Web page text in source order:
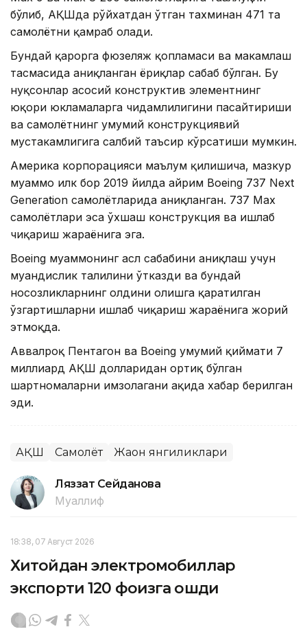
бўлиб, АҚШда рўйхатдан ўтган тахминан 471 та
самолётни қамраб олади.
Бундай қарорга фюзеляж қопламаси ва маҳкамлаш
тасмасида аниқланган ёриқлар сабаб бўлган. Бу
нуқсонлар асосий конструктив элементнинг
юқори юкламаларга чидамлилигини пасайтириши
ва самолётнинг умумий конструкциявий
мустаҳкамлигига салбий таъсир кўрсатиши мумкин.
Америка корпорацияси маълум қилишича, мазкур
муаммо илк бор 2019 йилда айрим Boeing 737 Next
Generation самолётларида аниқланган. 737 Max
самолётлари эса ўхшаш конструкция ва ишлаб
чиқариш жараёнига эга.
Boeing муаммонинг асл сабабини аниқлаш учун
муҳандислик таҳлилини ўтказди ва бундай
носозликларнинг олдини олишга қаратилган
ўзгартишларни ишлаб чиқариш жараёнига жорий
этмоқда.
Аввалроқ Пентагон ва Boeing умумий қиймати 7
миллиард АҚШ долларидан ортиқ бўлган
шартномаларни имзолагани ҳақида хабар берилган
эди.
АҚШ Самолёт Жаҳон янгиликлари
Ляззат Сейданова
Муаллиф
18:38, 07 Август 2026
Хитойдан электромобиллар
экспорти 120 фоизга ошди